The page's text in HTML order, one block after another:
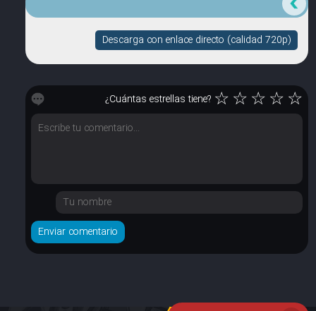
Descarga con enlace directo (calidad 720p)
¿Cuántas estrellas tiene? ☆☆☆☆☆